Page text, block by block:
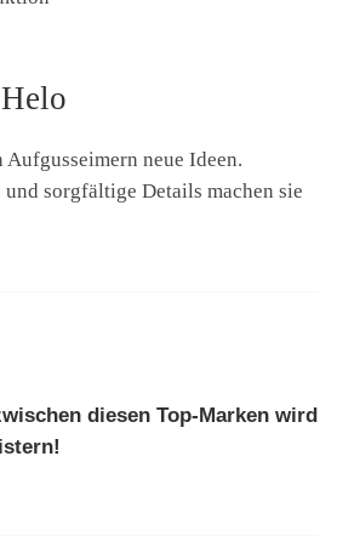
neue Ideen.
und sorgfältige Details machen sie
diesen Top-Marken wird